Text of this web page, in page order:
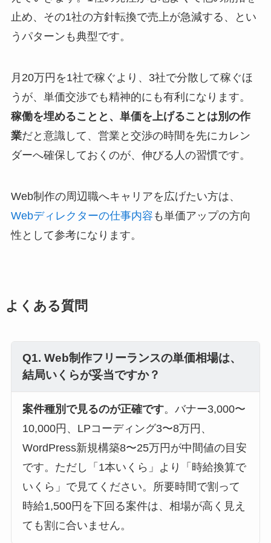
止め、その1社の方針転換で売上が急減する、とい
うパターンも典型です。
月20万円を1社で稼ぐより、3社で分散して稼ぐほ
うが、単価交渉でも精神的にも有利になります。
稼働を埋めることと、単価を上げることは別の作
業だと意識して、営業と交渉の時間を先にカレン
ダーへ確保しておくのが、伸びる人の習慣です。
Web制作の周辺職へキャリアを広げたい方は、
Webディレクターの仕事内容 も単価アップの方向
性として参考になります。
よくある質問
Q1. Web制作フリーランスの単価相場は、
結局いくらが妥当ですか？
案件種別で見るのが正確です。バナー3,000〜
10,000円、LPコーディング3〜8万円、
WordPress新規構築8〜25万円が中間値の目安
です。ただし「1本いくら」より「時給換算で
いくら」で見てください。所要時間で割って
時給1,500円を下回る案件は、相場が高く見え
ても割に合いません。